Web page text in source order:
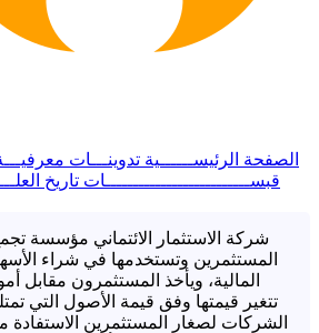
الصفحة الرئيســــــية تدوينـــات
قبســــــــــــــــــــــــــات تاريخ
شركة الاستثمار الائتماني مؤسسة
المستثمرين وتستخدمها في شراء
المالية، ويأخذ المستثمرون مقابل
تتغير قيمتها وفق قيمة الأصول التي
الشركات لصغار المستثمرين